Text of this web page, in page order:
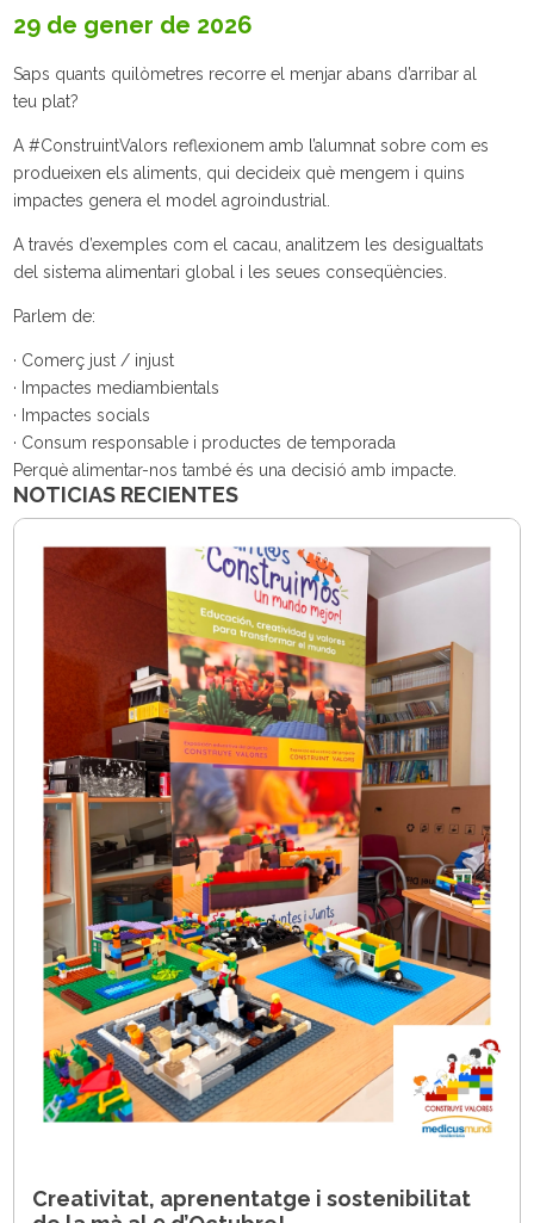
29 de gener de 2026
Saps quants quilòmetres recorre el menjar abans d’arribar al
teu plat?
A #ConstruintValors reflexionem amb l’alumnat sobre com es
produeixen els aliments, qui decideix què mengem i quins
impactes genera el model agroindustrial.
A través d’exemples com el cacau, analitzem les desigualtats
del sistema alimentari global i les seues conseqüències.
Parlem de:
· Comerç just / injust
· Impactes mediambientals
· Impactes socials
· Consum responsable i productes de temporada
Perquè alimentar-nos també és una decisió amb impacte.
NOTICIAS RECIENTES
Creativitat, aprenentatge i sostenibilitat